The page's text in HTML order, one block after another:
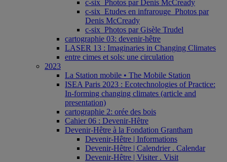
c-six_Photos par Denis McCready
c-six_Etudes en infrarouge_Photos par
Denis McCready
c-six_Photos par Gisèle Trudel
cartographie 03: devenir-hêtre
LASER 13 : Imaginaries in Changing Climates
entre cimes et sols: une circulation
2023
La Station mobile • The Mobile Station
ISEA Paris 2023 : Ecotechnologies of Practice:
In-forming changing climates (article and
presentation)
cartographie 2: orée des bois
Cahier 06 : Devenir-Hêtre
Devenir-Hêtre à la Fondation Grantham
Devenir-Hêtre | Informations
Devenir-Hêtre | Calendrier . Calendar
Devenir-Hêtre | Visiter . Visit